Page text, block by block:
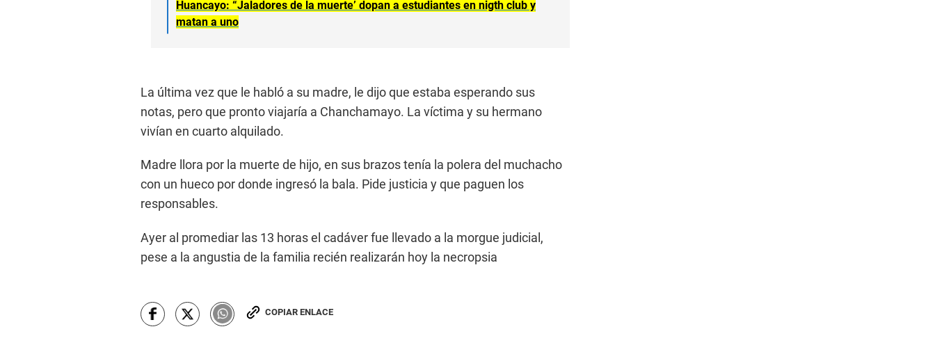
Huancayo: “Jaladores de la muerte’ dopan a estudiantes en nigth club y
matan a uno
La última vez que le habló a su madre, le dijo que estaba esperando sus
notas, pero que pronto viajaría a Chanchamayo. La víctima y su hermano
vivían en cuarto alquilado.
Madre llora por la muerte de hijo, en sus brazos tenía la polera del muchacho
con un hueco por donde ingresó la bala. Pide justicia y que paguen los
responsables.
Ayer al promediar las 13 horas el cadáver fue llevado a la morgue judicial,
pese a la angustia de la familia recién realizarán hoy la necropsia
COPIAR ENLACE